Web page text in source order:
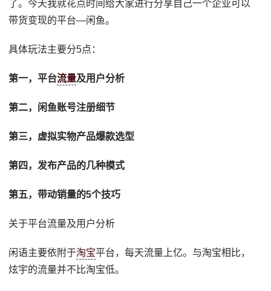
了。今天我就花点时间给大家进行分享自己一个企业可以
带货变现的平台—闲鱼。
具体玩法主要分5点：
第一，平台流量及用户分析
第二，闲鱼账号注册细节
第三，虚拟实物产品爆款选型
第四，发布产品的几种模式
第五，带动销量的5个技巧
关于平台流量及用户分析
闲语主要依附于淘宝平台，每天流量上亿。与淘宝相比，
炫宇的流量并不比淘宝低。